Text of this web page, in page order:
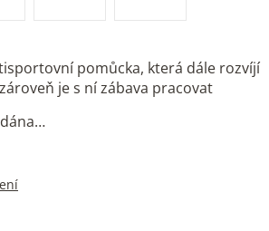
pomůcka, která dále rozvíjí
je s ní zábava pracovat